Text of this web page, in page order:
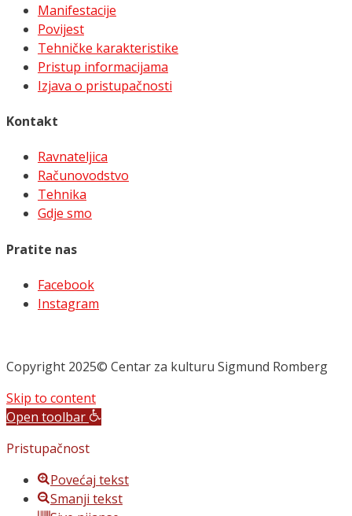
Manifestacije
Povijest
Tehničke karakteristike
Pristup informacijama
Izjava o pristupačnosti
Kontakt
Ravnateljica
Računovodstvo
Tehnika
Gdje smo
Pratite nas
Facebook
Instagram
Copyright 2025© Centar za kulturu Sigmund Romberg
Skip to content
Open toolbar
Pristupačnost
Povećaj tekst
Smanji tekst